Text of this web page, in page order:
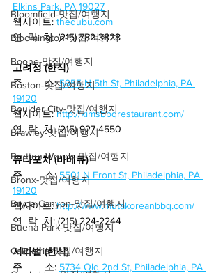
Bloomfield-맛집/여행지
Bloomington-맛집/여행지
Boone-맛집/여행지
Boston-맛집/여행지
Boulder City-맛집/여행지
Brawley-맛집/여행지
Bretton Woods-맛집/여행지
Bronx-맛집/여행지
Bryce Canyon-맛집/여행지
Buena Park-맛집/여행지
Calipatria-맛집/여행지
Elkins Park, PA 19027
웹사이트: thedubu.com
연  락  처: (215) 782-3828
고려정 (한식)
주        소: 5955 N 5th St, Philadelphia, PA
19120
웹사이트: http://kimsbbqrestaurant.com/
연  락  처: (215) 927-4550
뮤타포차 (바베큐)
주        소: 5501 N Front St, Philadelphia, PA
19120
웹사이트: http://www.mutakoreanbbq.com/
연  락  처: (215) 224-2244
서라벌 (한식)
주        소: 5734 Old 2nd St, Philadelphia, PA